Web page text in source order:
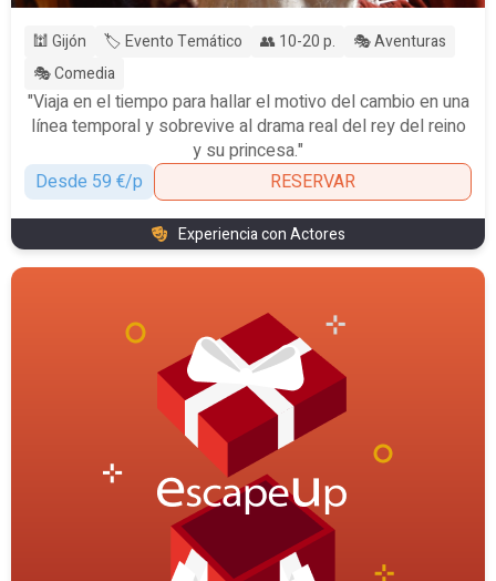
🕍 Gijón 🏷️ Evento Temático 👥 10-20 p.
🎭 Aventuras
🎭 Comedia
"Viaja en el tiempo para hallar el motivo del cambio en una
línea temporal y sobrevive al drama real del rey del reino
y su princesa."
Desde 59 €/p
RESERVAR
Experiencia con Actores